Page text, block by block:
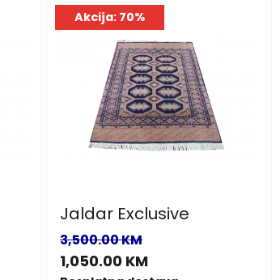
Akcija: 70%
Jaldar Exclusive
3,500.00 KM
1,050.00 KM